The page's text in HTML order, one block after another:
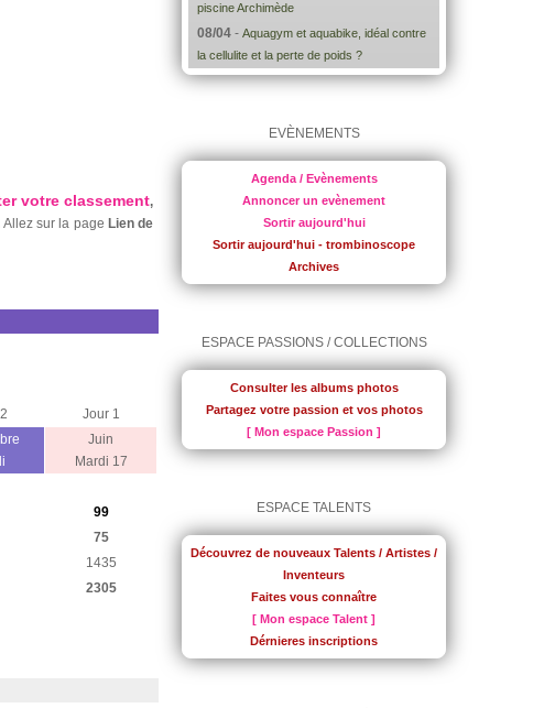
votre classement,
Allez sur la page Lien de
Jour 1
Juin
Mardi 17
99
75
1435
2305
piscine Archimède
08/04 - Aquagym et aquabike, idéal contre
la cellulite et la perte de poids ?
EVÈNEMENTS
Agenda / Evènements
Annoncer un evènement
Sortir aujourd'hui
Sortir aujourd'hui - trombinoscope
Archives
ESPACE PASSIONS / COLLECTIONS
Consulter les albums photos
Partagez votre passion et vos photos
[ Mon espace Passion ]
ESPACE TALENTS
Découvrez de nouveaux Talents / Artistes /
Inventeurs
Faites vous connaître
[ Mon espace Talent ]
Dérnieres inscriptions